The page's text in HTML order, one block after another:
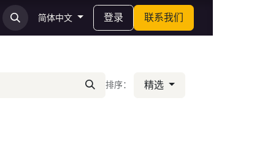
简体中文 登录 联系我们
排序： 精选